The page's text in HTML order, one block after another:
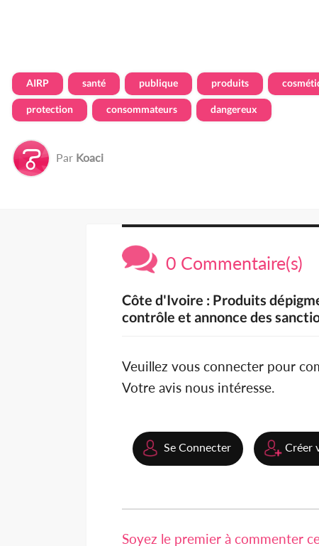
AIRP santé publique produits
protection consommateurs dangereux
Par Koaci
0 Commentaire(s)
Côte d'Ivoire : Produits
contrôle et annonce des
Veuillez vous connecter pour
Votre avis nous intéresse.
Se Connecter Créer
Soyez le premier à commenter